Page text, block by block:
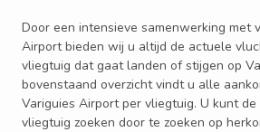
Door een intensieve samenwerking met
Airport bieden wij u altijd de actuele
vliegtuig dat gaat landen of stijgen op
bovenstaand overzicht vindt u alle
Variguies Airport per vliegtuig. U kunt
vliegtuig zoeken door te zoeken op